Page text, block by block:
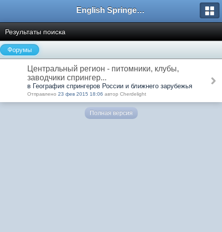
English Springer Spaniel Club
Результаты поиска
Форумы
Центральный регион - питомники, клубы,
заводчики спрингер...
в География спрингеров России и ближнего зарубежья
Отправлено 23 фев 2015 18:06 автор Cherdelight
Полная версия